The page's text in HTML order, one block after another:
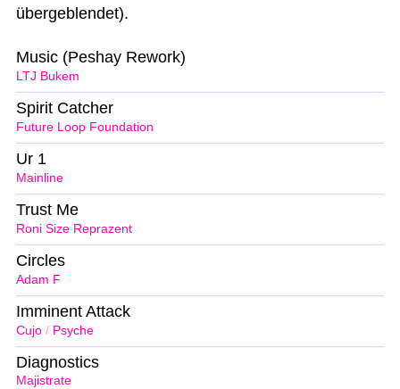
übergeblendet).
LTJ Bukem
Music (Peshay Rework)
Future Loop Foundation
Spirit Catcher
Mainline
Ur 1
Roni Size Reprazent
Trust Me
Adam F
Circles
Cujo / Psyche
Imminent Attack
Majistrate
Diagnostics